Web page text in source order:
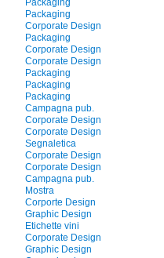
Packaging
Packaging
Corporate Design
Packaging
Corporate Design
Corporate Design
Packaging
Packaging
Packaging
Campagna pub.
Corporate Design
Corporate Design
Segnaletica
Corporate Design
Corporate Design
Campagna pub.
Mostra
Corporte Design
Graphic Design
Etichette vini
Corporate Design
Graphic Design